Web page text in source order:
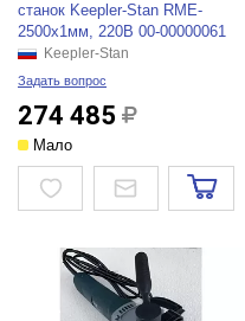
станок Keepler-Stan RME-
2500x1мм, 220В 00-00000061
Keepler-Stan
Задать вопрос
274 485
Мало